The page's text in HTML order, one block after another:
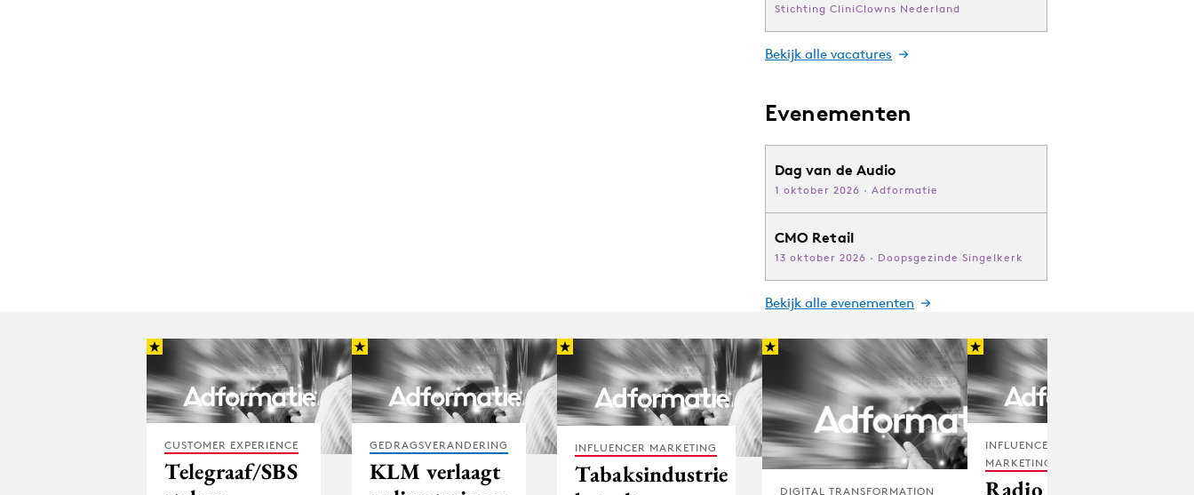
Stichting CliniClowns Nederland
Bekijk alle vacatures
Evenementen
Dag van de Audio
1 oktober 2026 · Adformatie
CMO Retail
13 oktober 2026 · Doopsgezinde Singelkerk
Bekijk alle evenementen
CUSTOMER EXPERIENCE
Telegraaf/SBS
GEDRAGSVERANDERING
KLM verlaagt
INFLUENCER MARKETING
Tabaksindustrie
DIGITAL TRANSFORMATION
INFLUENCER
MARKETING
Radio 3FM